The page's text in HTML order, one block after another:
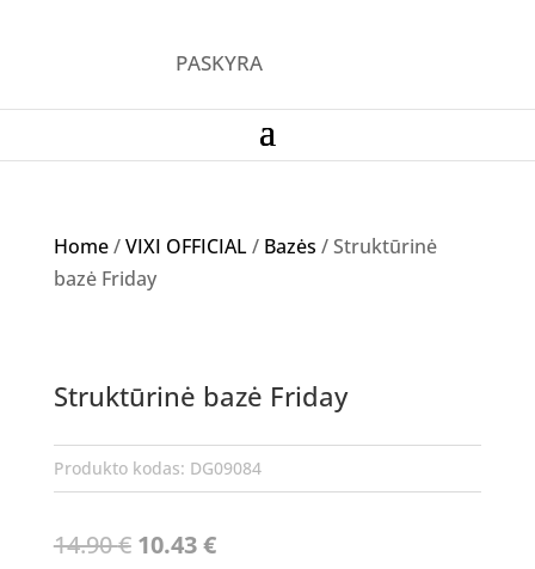
PASKYRA
Home/VIXI OFFICIAL/ Bazės / Struktūrinė
bazė Friday
NETURIME
Struktūrinė bazė Friday
Produkto kodas: DG09084
14.90€ Original
10.43€Current